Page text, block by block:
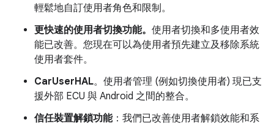
輕鬆地自訂使用者角色和限制。
更快速的使用者切換功能。 使用者切換和多使用者效
能已改善。您現在可以為使用者預先建立及移除系統
使用者套件。
CarUserHAL。使用者管理 (例如切換使用者) 現已支
援外部 ECU 與 Android 之間的整合。
信任裝置解鎖功能：我們已改善使用者解鎖效能和系